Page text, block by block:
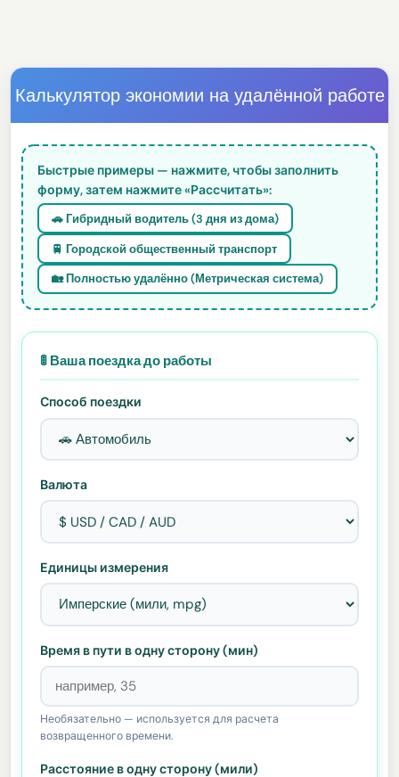
Калькулятор экономии на удалённой работе
Быстрые примеры — нажмите, чтобы заполнить
форму, затем нажмите «Рассчитать»:
🚗 Гибридный водитель (3 дня из дома)
🚆 Городской общественный транспорт
🏡 Полностью удалённо (Метрическая система)
🚦 Ваша поездка до работы
Способ поездки
Валюта
Единицы измерения
Время в пути в одну сторону (мин)
Необязательно — используется для расчета
возвращенного времени.
Расстояние в одну сторону (мили)